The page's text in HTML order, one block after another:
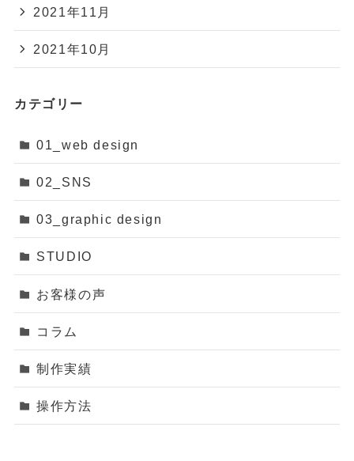
2021年11月
2021年10月
カテゴリー
01_web design
02_SNS
03_graphic design
STUDIO
お客様の声
コラム
制作実績
操作方法